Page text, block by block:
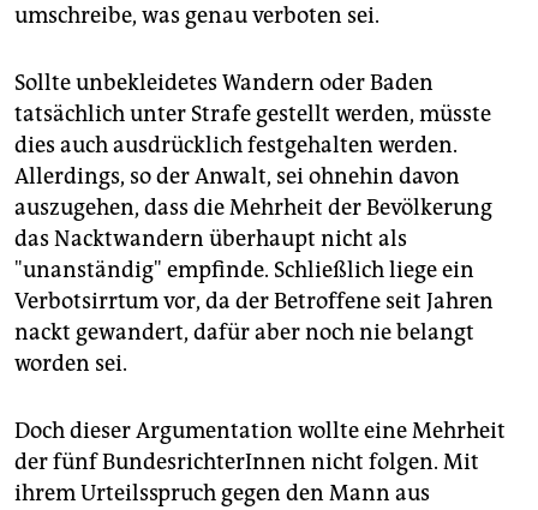
umschreibe, was genau verboten sei.
Sollte unbekleidetes Wandern oder Baden
tatsächlich unter Strafe gestellt werden, müsste
dies auch ausdrücklich festgehalten werden.
Allerdings, so der Anwalt, sei ohnehin davon
auszugehen, dass die Mehrheit der Bevölkerung
das Nacktwandern überhaupt nicht als
"unanständig" empfinde. Schließlich liege ein
Verbotsirrtum vor, da der Betroffene seit Jahren
nackt gewandert, dafür aber noch nie belangt
worden sei.
Doch dieser Argumentation wollte eine Mehrheit
der fünf BundesrichterInnen nicht folgen. Mit
ihrem Urteilsspruch gegen den Mann aus